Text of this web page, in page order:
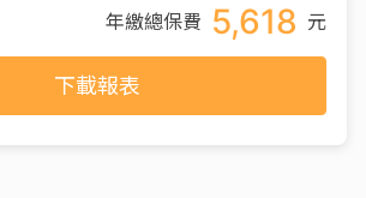
年繳總保費 5,618 元
下載報表